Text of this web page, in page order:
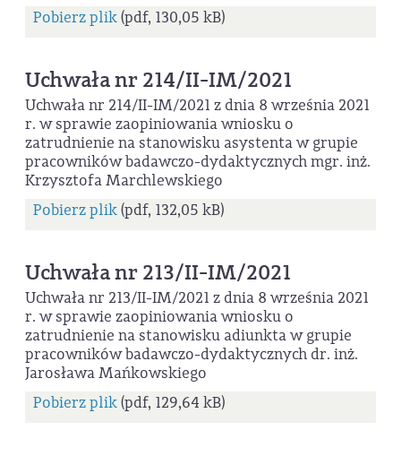
Pobierz plik(pdf, 130,05 kB)
Uchwała nr 214/II-IM/2021
Uchwała nr 214/II-IM/2021 z dnia 8 września 2021
r. w sprawie zaopiniowania wniosku o
zatrudnienie na stanowisku asystenta w grupie
pracowników badawczo-dydaktycznych mgr. inż.
Krzysztofa Marchlewskiego
Pobierz plik(pdf, 132,05 kB)
Uchwała nr 213/II-IM/2021
Uchwała nr 213/II-IM/2021 z dnia 8 września 2021
r. w sprawie zaopiniowania wniosku o
zatrudnienie na stanowisku adiunkta w grupie
pracowników badawczo-dydaktycznych dr. inż.
Jarosława Mańkowskiego
Pobierz plik(pdf, 129,64 kB)